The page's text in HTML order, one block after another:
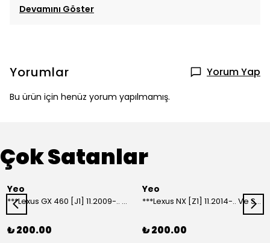
Devamını Göster
Yorumlar Yorum Yap
Bu ürün için henüz yorum yapılmamış.
Çok Satanlar
Yeo
***Lexus GX 460 [J1] 11.2009-.. Ve Sonrası Model Yılları İçin Uyumlu Yeo Arka Silecek
₺ 200.00
Yeo
***Lexus NX [Z1] 11.2014-.. Ve Sonrası Model Yılları İçin Uyumlu Yeo Arka Silecek
₺ 200.00